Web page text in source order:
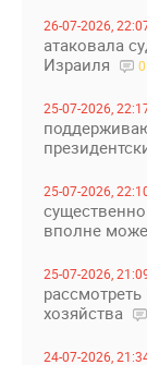
26-07-2026,
атаковала
Израиля
0
25-07-2026,
25-07-2026,
вполне
25-07-2026,
хозяйства
24-07-2026,